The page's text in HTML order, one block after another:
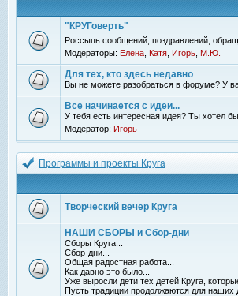
"КРУГоверть"
Россыпь сообщений, поздравлений,
Модераторы: Елена Катя Игорь М.Ю.
Для тех, кто здесь недавно
Вы не можете разобраться в форуме? У
Все начинается с идеи...
У тебя есть интересная идея? Ты хотел
Модератор: Игорь
Программы и проекты Круга
Творческий вечер Круга
НАШИ СБОРЫ и Сбор-дни
Сборы Круга...
Сбор-дни...
Общая радостная работа...
Как давно это было...
Уже выросли дети тех детей Круга,
Пусть традиции продолжаются для наших